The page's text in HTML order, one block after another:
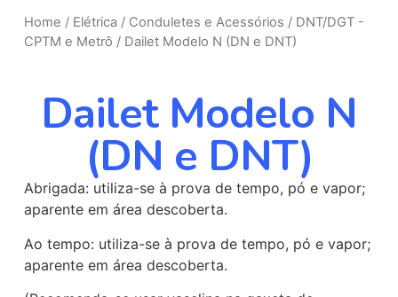
Home / Elétrica / Conduletes e Acessórios / DNT/DGT -
CPTM e Metrô / Dailet Modelo N (DN e DNT)
Dailet Modelo N
(DN e DNT)
Abrigada: utiliza-se à prova de tempo, pó e vapor;
aparente em área descoberta.
Ao tempo: utiliza-se à prova de tempo, pó e vapor;
aparente em área descoberta.